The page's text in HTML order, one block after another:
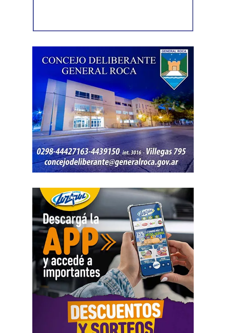
ministro de Salud, Demetrio Thalasselis; el ministro de
Hacienda, Gabriel Sánchez y el director ejecutivo de la
Unidad Provincial de Coordinación y Ejecución del
Financiamiento Externo (UPCEFE), Martín Camiña.
Como parte de la agenda oficial, la comitiva provincial
mantiene reuniones con organismos internacionales y
agencias de Estados Unidos para fortalecer vínculos que
permitan impulsar inversiones y acceder a nuevas
herramientas de financiamiento para el crecimiento de
Río Negro.
La agenda de trabajo comenzó con un encuentro en la
Embajada Argentina en Estados Unidos, donde la
comitiva se reunió con el equipo de consejeros que